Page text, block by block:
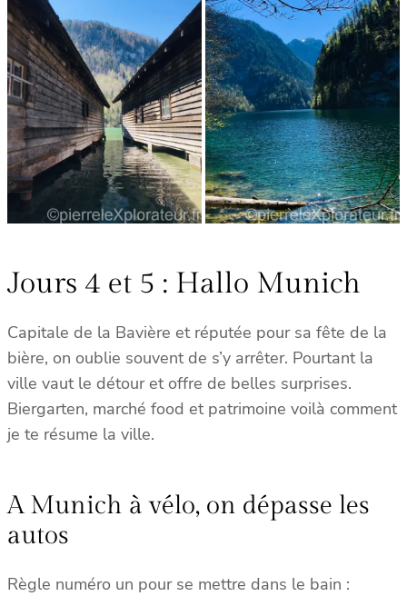
Jours 4 et 5 : Hallo Munich
Capitale de la Bavière et réputée pour sa fête de la
bière, on oublie souvent de s’y arrêter. Pourtant la
ville vaut le détour et offre de belles surprises.
Biergarten, marché food et patrimoine voilà comment
je te résume la ville.
A Munich à vélo, on dépasse les
autos
Règle numéro un pour se mettre dans le bain :